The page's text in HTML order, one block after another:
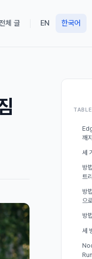
체 글 EN 한국어
깨
세
방
트
방
으
방
세